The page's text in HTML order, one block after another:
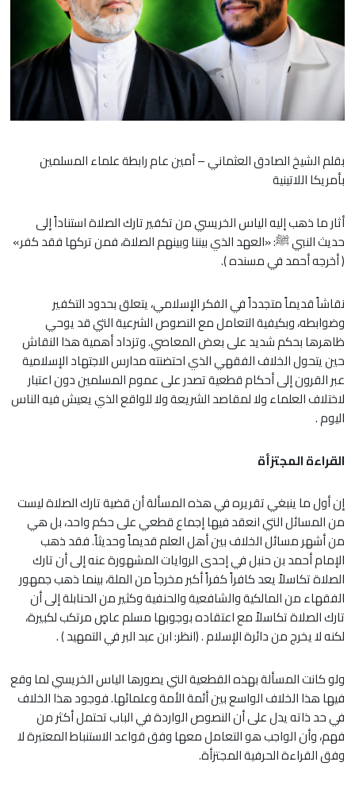
بقلم الشيخ الصادق العثماني – أمين عام رابطة علماء المسلمين
بأمريكا اللاتينية
أثار ما ذهب إليه الياس الخريسي من تكفير تارك الصلاة استناداً إلى
حديث النبي ﷺ: «العهد الذي بيننا وبينهم الصلاة، فمن تركها فقد كفر»
( أخرجه أحمد في مسنده ).
نقاشاً قديماً متجدداً في الفكر الإسلامي، يتعلق بحدود التكفير
وضوابطه، وبكيفية التعامل مع النصوص الشرعية التي قد يوحي
ظاهرها بحكم شديد على بعض المعاصي. وتزداد أهمية هذا النقاش
حين يتحول الخلاف الفقهي الذي احتضنته مدارس الاجتهاد الإسلامية
عبر القرون إلى أحكام قطعية تصدر على عموم المسلمين دون اعتبار
لاختلاف العلماء ولا لمقاصد الشريعة ولا للواقع الذي يعيش فيه الناس
اليوم .
القراءة المجتزأة
إن أول ما ينبغي تقريره في هذه المسألة أن قضية تارك الصلاة ليست
من المسائل التي انعقد فيها إجماع قطعي على حكم واحد، بل هي
من أشهر مسائل الخلاف بين أهل العلم قديماً وحديثاً. فقد ذهب
الإمام أحمد بن حنبل في إحدى الروايات المشهورة عنه إلى أن تارك
الصلاة تكاسلاً يعد كافراً كفراً أكبر مخرجاً من الملة، بينما ذهب جمهور
الفقهاء من المالكية والشافعية والحنفية وكثير من الحنابلة إلى أن
تارك الصلاة تكاسلاً مع اعتقاده بوجوبها مسلم عاصٍ مرتكب لكبيرة،
لكنه لا يخرج من دائرة الإسلام . (انظر: ابن عبد البر في التمهيد ) .
ولو كانت المسألة بهذه القطعية التي يصورها الياس الخريسي لما وقع
فيها هذا الخلاف الواسع بين أئمة الأمة وعلمائها. فوجود هذا الخلاف
في حد ذاته يدل على أن النصوص الواردة في الباب تحتمل أكثر من
فهم، وأن الواجب هو التعامل معها وفق قواعد الاستنباط المعتبرة لا
وفق القراءة الحرفية المجتزأة.